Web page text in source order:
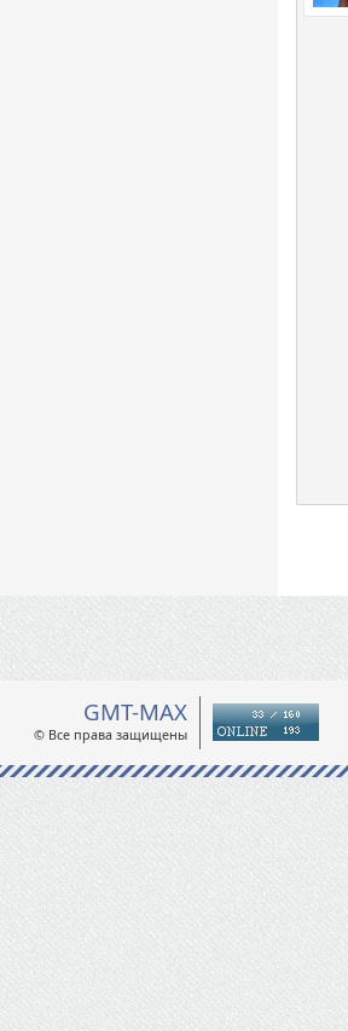
GMT-MAX
© Все права защищены